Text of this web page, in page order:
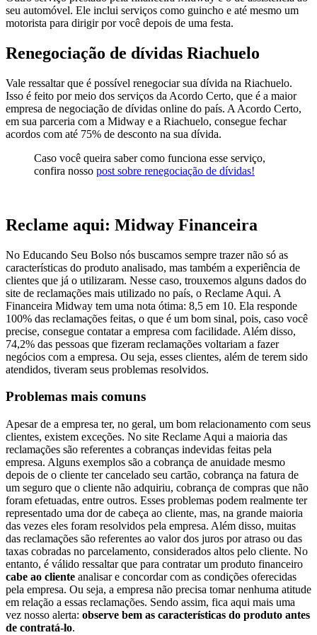
seu automóvel. Ele inclui serviços como guincho e até mesmo um
motorista para dirigir por você depois de uma festa.
Renegociação de dívidas Riachuelo
Vale ressaltar que é possível renegociar sua dívida na Riachuelo.
Isso é feito por meio dos serviços da Acordo Certo, que é a maior
empresa de negociação de dívidas online do país. A Acordo Certo,
em sua parceria com a Midway e a Riachuelo, consegue fechar
acordos com até 75% de desconto na sua dívida.
Caso você queira saber como funciona esse serviço,
confira nosso post sobre renegociação de dívidas!
Reclame aqui: Midway Financeira
No Educando Seu Bolso nós buscamos sempre trazer não só as
características do produto analisado, mas também a experiência de
clientes que já o utilizaram. Nesse caso, trouxemos alguns dados do
site de reclamações mais utilizado no país, o Reclame Aqui. A
Financeira Midway tem uma nota ótima: 8,5 em 10. Ela responde
100% das reclamações feitas, o que é um bom sinal, pois, caso você
precise, consegue contatar a empresa com facilidade. Além disso,
74,2% das pessoas que fizeram reclamações voltariam a fazer
negócios com a empresa. Ou seja, esses clientes, além de terem sido
atendidos, tiveram seus problemas resolvidos.
Problemas mais comuns
Apesar de a empresa ter, no geral, um bom relacionamento com seus
clientes, existem exceções. No site Reclame Aqui a maioria das
reclamações são referentes a cobranças indevidas feitas pela
empresa. Alguns exemplos são a cobrança de anuidade mesmo
depois de o cliente ter cancelado seu cartão, cobrança na fatura de
um seguro que o cliente não adquiriu, cobrança de compras que não
foram efetuadas, entre outros. Esses problemas podem realmente ter
representado uma dor de cabeça ao cliente, mas, na grande maioria
das vezes eles foram resolvidos pela empresa. Além disso, muitas
das reclamações são referentes ao valor dos juros por atraso ou das
taxas cobradas no parcelamento, considerados altos pelo cliente. No
entanto, é válido ressaltar que para contratar um produto financeiro
cabe ao cliente analisar e concordar com as condições oferecidas
pela empresa. Ou seja, a empresa não precisa tomar nenhuma atitude
em relação a essas reclamações. Sendo assim, fica aqui mais uma
vez nosso alerta: observe bem as características do produto antes
de contratá-lo.